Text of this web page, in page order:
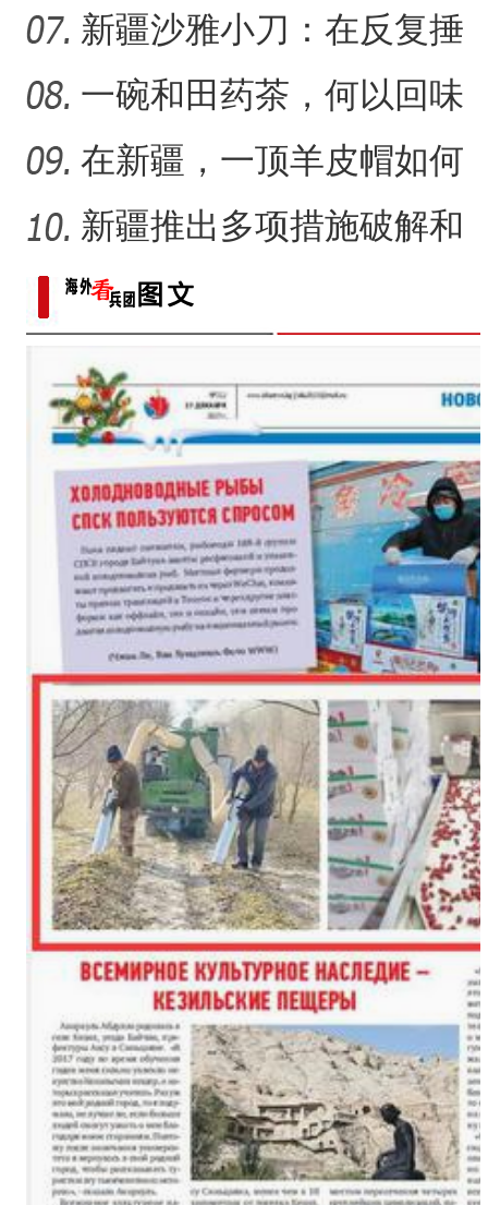
十四团：多元化种植开辟致
（追风逐日看新疆）新疆阿
求美好生活的展现？
新疆沙雅小刀：在反复捶
打中实现匠心传承
一碗和田药茶，何以回味
悠长？
在新疆，一顶羊皮帽如何
展现独特制作魅力？
新疆推出多项措施破解和
田玉消费“痛点”